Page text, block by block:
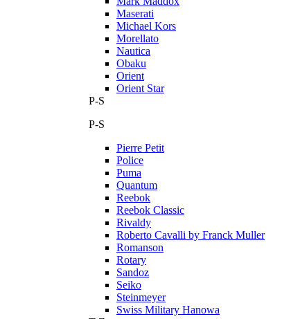
Maserati
Michael Kors
Morellato
Nautica
Obaku
Orient
Orient Star
P-S
P-S
Pierre Petit
Police
Puma
Quantum
Reebok
Reebok Classic
Rivaldy
Roberto Cavalli by Franck Muller
Romanson
Rotary
Sandoz
Seiko
Steinmeyer
Swiss Military Hanowa